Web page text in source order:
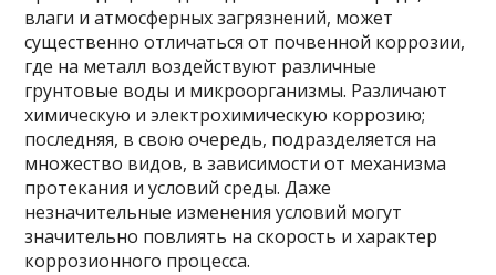
влаги и атмосферных загрязнений, может
существенно отличаться от почвенной коррозии,
где на металл воздействуют различные
грунтовые воды и микроорганизмы. Различают
химическую и электрохимическую коррозию;
последняя, в свою очередь, подразделяется на
множество видов, в зависимости от механизма
протекания и условий среды. Даже
незначительные изменения условий могут
значительно повлиять на скорость и характер
коррозионного процесса.